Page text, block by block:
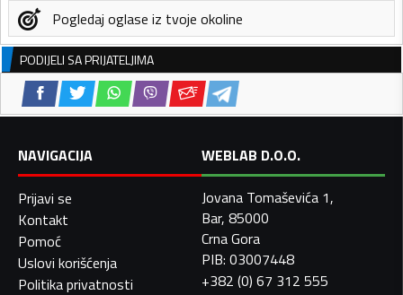
Pogledaj oglase iz tvoje okoline
PODIJELI SA PRIJATELJIMA
NAVIGACIJA
Prijavi se
Kontakt
Pomoć
Uslovi korišćenja
Politika privatnosti
WEBLAB D.O.O.
Jovana Tomaševića 1,
Bar, 85000
Crna Gora
PIB: 03007448
+382 (0) 67 312 555